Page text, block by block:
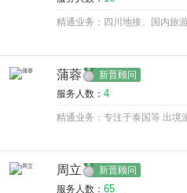
精通业务：四川地接、国内旅
蒲蓉 新晋顾问
服务人数： 4
精通业务：专注于泰国等 出境
周立 新晋顾问
服务人数： 65